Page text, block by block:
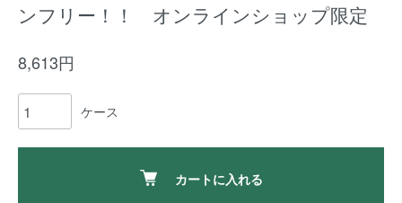
ンフリー！！ オンラインショップ限定
8,613円
ケース
カートに入れる